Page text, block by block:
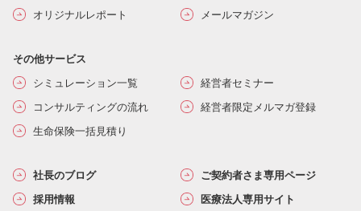
オリジナルレポート
メールマガジン
その他サービス
シミュレーション一覧
経営者セミナー
コンサルティングの流れ
経営者限定メルマガ登録
生命保険一括見積り
社長のブログ
ご契約者さま専用ページ
採用情報
医療法人専用サイト